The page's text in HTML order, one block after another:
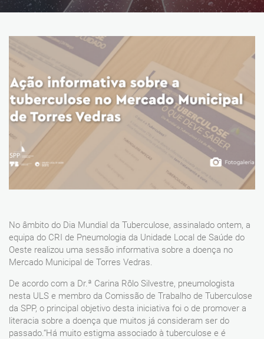
No âmbito do Dia Mundial da Tuberculose, assinalado ontem, a
equipa do CRI de Pneumologia da Unidade Local de Saúde do
Oeste realizou uma sessão informativa sobre a doença no
Mercado Municipal de Torres Vedras.
De acordo com a Dr.ª Carina Rôlo Silvestre, pneumologista
nesta ULS e membro da Comissão de Trabalho de Tuberculose
da SPP, o principal objetivo desta iniciativa foi o de promover a
literacia sobre a doença que muitos já consideram ser do
passado.“Há muito estigma associado à tuberculose e é